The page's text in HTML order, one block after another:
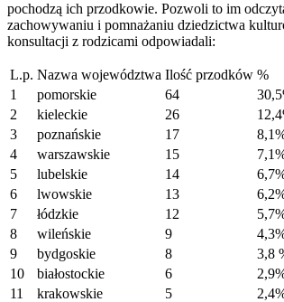
pochodzą ich przodkowie. Pozwoli to im
zachowywaniu i pomnażaniu dziedzictwa
konsultacji z rodzicami odpowiadali:
L.p. Nazwa województwa Ilość przodków %
1
pomorskie 64
2
kieleckie 26
3
poznańskie 17
4
warszawskie 15
5
lubelskie 14
6
lwowskie 13
7
łódzkie 12
8
wileńskie 9
9
bydgoskie 8
3,8
10
białostockie 6
11
krakowskie 5